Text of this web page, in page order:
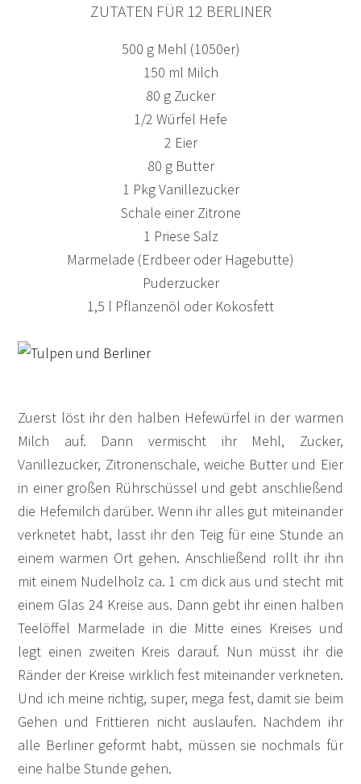
ZUTATEN FÜR 12 BERLINER
500 g Mehl (1050er)
150 ml Milch
80 g Zucker
1/2 Würfel Hefe
2 Eier
80 g Butter
1 Pkg Vanillezucker
Schale einer Zitrone
1 Priese Salz
Marmelade (Erdbeer oder Hagebutte)
Puderzucker
1,5 l Pflanzenöl oder Kokosfett
Zuerst löst ihr den halben Hefewürfel in der warmen
Milch auf. Dann vermischt ihr Mehl, Zucker,
Vanillezucker, Zitronenschale, weiche Butter und Eier
in einer großen Rührschüssel und gebt anschließend
die Hefemilch darüber. Wenn ihr alles gut miteinander
verknetet habt, lasst ihr den Teig für eine Stunde an
einem warmen Ort gehen. Anschließend rollt ihr ihn
mit einem Nudelholz ca. 1 cm dick aus und stecht mit
einem Glas 24 Kreise aus. Dann gebt ihr einen halben
Teelöffel Marmelade in die Mitte eines Kreises und
legt einen zweiten Kreis darauf. Nun müsst ihr die
Ränder der Kreise wirklich fest miteinander verkneten.
Und ich meine richtig, super, mega fest, damit sie beim
Gehen und Frittieren nicht auslaufen. Nachdem ihr
alle Berliner geformt habt, müssen sie nochmals für
eine halbe Stunde gehen.